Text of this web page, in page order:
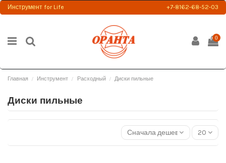
Инструмент for Life +7-8162-68-52-03
0
Главная Инструмент Расходный Диски пильные
Диски пильные
Сначала дешевые 20